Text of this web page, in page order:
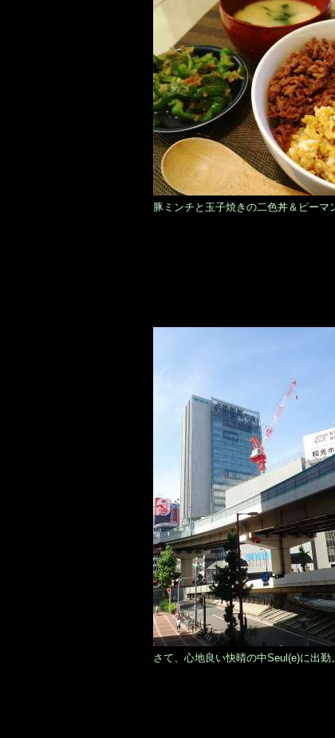
豚ミンチと玉子焼きの二色丼＆ピーマ
さて、心地良い快晴の中Seul(e)に出勤。